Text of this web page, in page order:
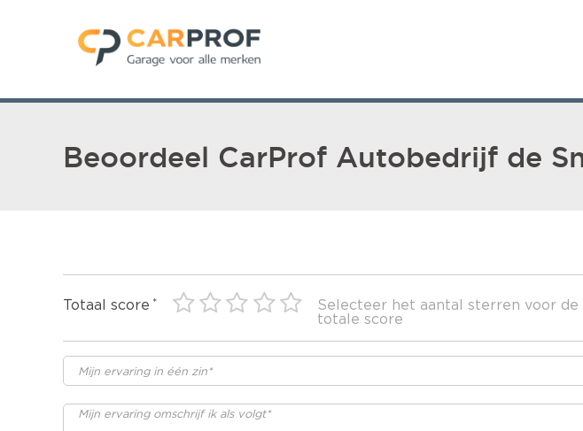
Beoordeel CarProf Autobedrijf de
Totaal score
Selecteer het aantal sterren voor de
totale score